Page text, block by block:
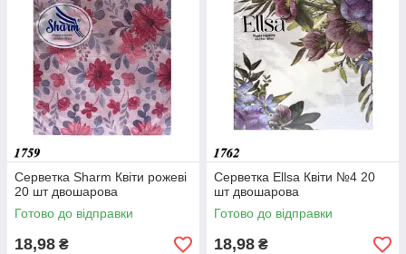
Серветка Sharm Квіти рожеві
20 шт двошарова
Готово до відправки
18,98 ₴
Серветка Ellsa Квіти №4 20
шт двошарова
Готово до відправки
18,98 ₴